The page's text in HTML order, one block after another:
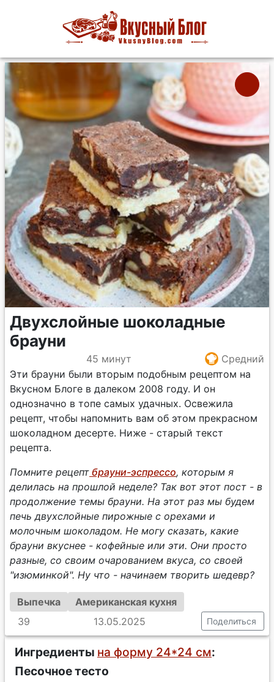
Двухслойные шоколадные
брауни
45 минут
Средний
Эти брауни были вторым подобным рецептом на
Вкусном Блоге в далеком 2008 году. И он
однозначно в топе самых удачных. Освежила
рецепт, чтобы напомнить вам об этом прекрасном
шоколадном десерте. Ниже - старый текст
рецепта.
Помните рецепт брауни-эспрессо, которым я
делилась на прошлой неделе? Так вот этот пост - в
продолжение темы брауни. На этот раз мы будем
печь двухслойные пирожные с орехами и
молочным шоколадом. Не могу сказать, какие
брауни вкуснее - кофейные или эти. Они просто
разные, со своим очарованием вкуса, со своей
"изюминкой". Ну что - начинаем творить шедевр?
Выпечка
Американская кухня
39
13.05.2025 Поделиться
Ингредиенты на форму 24*24 см:
Песочное тесто